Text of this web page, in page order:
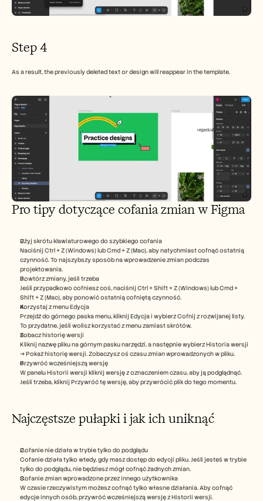
Step 4
As a result, the previously deleted text or design will reappear in the template.
Pro tipy dotyczące cofania zmian w Figma
Użyj skrótu klawiaturowego do szybkiego cofania
Naciśnij Ctrl + Z (Windows) lub Cmd + Z (Mac), aby natychmiast cofnąć ostatnią
czynność. To najszybszy sposób na wprowadzenie zmian podczas
projektowania.
Powtórz zmiany, jeśli trzeba
Jeśli przypadkowo cofniesz coś, naciśnij Ctrl + Shift + Z (Windows) lub Cmd +
Shift + Z (Mac), aby ponowić ostatnią cofniętą czynność.
Korzystaj z menu Edycja
Przejdź do górnego paska menu, kliknij Edycja i wybierz Cofnij z rozwijanej listy.
To przydatne, jeśli wolisz korzystać z menu zamiast skrótów.
Zobacz historię wersji
Kliknij nazwę pliku na górnym pasku narzędzi, a następnie wybierz Historia wersji
→ Pokaż historię wersji. Zobaczysz oś czasu zmian wprowadzonych w pliku.
Przywróć wcześniejszą wersję
W panelu Historii wersji kliknij wersję z oznaczeniem czasu, aby ją podglądnąć.
Jeśli trzeba, kliknij Przywróć tę wersję, aby przywrócić plik do tego momentu.
Najczęstsze pułapki i jak ich uniknąć
Cofanie nie działa w trybie tylko do podglądu
Cofanie działa tylko wtedy, gdy masz dostęp do edycji pliku. Jeśli jesteś w trybie
tylko do podglądu, nie będziesz mógł cofnąć żadnych zmian.
Cofanie zmian wprowadzone przez innego użytkownika
W czasie rzeczywistym możesz cofnąć tylko własne działania. Aby cofnąć
edycje innych osób, przywróć wcześniejszą wersję z Historii wersji.